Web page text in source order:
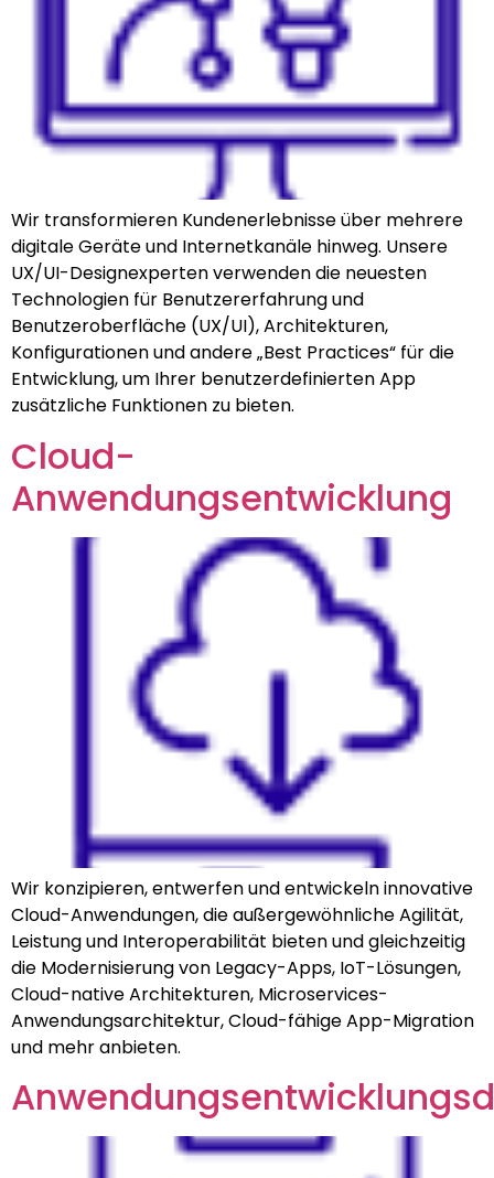
Wir transformieren Kundenerlebnisse über mehrere
digitale Geräte und Internetkanäle hinweg. Unsere
UX/UI-Designexperten verwenden die neuesten
Technologien für Benutzererfahrung und
Benutzeroberfläche (UX/UI), Architekturen,
Konfigurationen und andere „Best Practices“ für die
Entwicklung, um Ihrer benutzerdefinierten App
zusätzliche Funktionen zu bieten.
Cloud-
Anwendungsentwicklung
Wir konzipieren, entwerfen und entwickeln innovative
Cloud-Anwendungen, die außergewöhnliche Agilität,
Leistung und Interoperabilität bieten und gleichzeitig
die Modernisierung von Legacy-Apps, IoT-Lösungen,
Cloud-native Architekturen, Microservices-
Anwendungsarchitektur, Cloud-fähige App-Migration
und mehr anbieten.